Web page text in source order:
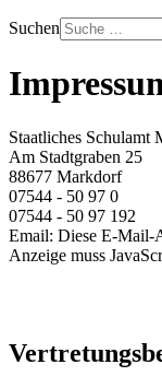
Suchen
Staatliches Schulamt
Am Stadtgraben 25
88677 Markdorf
07544 - 50 97 0
07544 - 50 97 192
Email: Diese E-Mail-
Anzeige muss